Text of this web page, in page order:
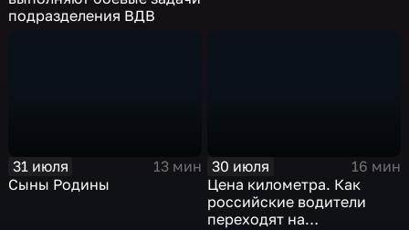
подразделения ВДВ
31 июля
13 мин
Сыны Родины
30 июля
16 мин
Цена километра. Как
российские водители
переходят на